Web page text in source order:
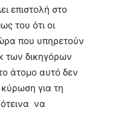
επιστολή στο
του ότι οι
που υπηρετούν
των δικηγόρων
άτομο αυτό δεν
για τη
να